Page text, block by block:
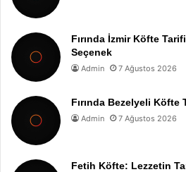
Fırında İzmir Köfte
Seçenek
Admin 7 Ağustos 2026
Fırında Bezelyeli Köfte
Admin 7 Ağustos 2026
Fetih Köfte: Lezzetin